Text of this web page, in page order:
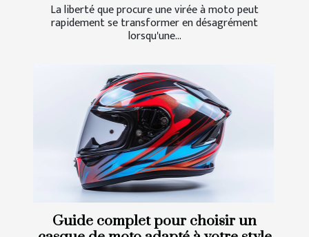
La liberté que procure une virée à moto peut
rapidement se transformer en désagrément
lorsqu'une...
Guide complet pour choisir un